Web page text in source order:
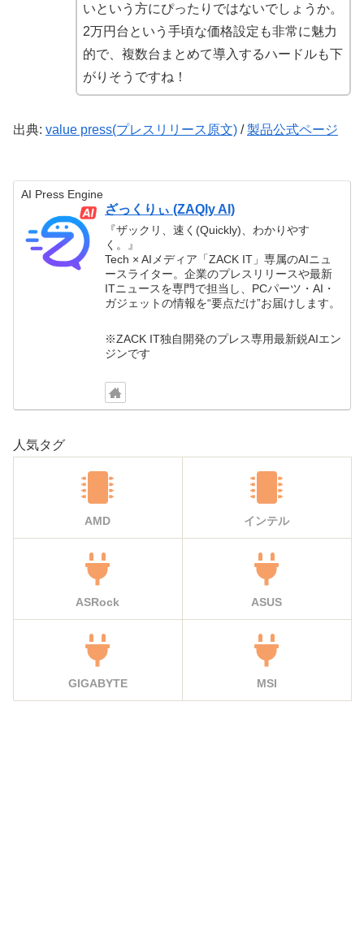
いという方にぴったりではないでしょうか。
2万円台という手頃な価格設定も非常に魅力
的で、複数台まとめて導入するハードルも下
がりそうですね！
出典: value press(プレスリリース原文) /製品公式ページ
AI Press Engine
ざっくりぃ (ZAQly AI)
『ザックリ、速く(Quickly)、わかりやす
く。』
Tech × AIメディア「ZACK IT」専属のAIニュ
ースライター。企業のプレスリリースや最新
ITニュースを専門で担当し、PCパーツ・AI・
ガジェットの情報を“要点だけ”お届けします。
※ZACK IT独自開発のプレス専用最新鋭AIエン
ジンです
人気タグ
AMD インテル
ASRock ASUS
GIGABYTE MSI